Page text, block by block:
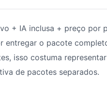
+ IA inclusa + preço por
entregar o pacote
isso costuma
de pacotes separados.